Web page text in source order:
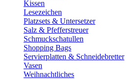
Kissen
Lesezeichen
Platzsets & Untersetzer
Salz & Pfefferstreuer
Schmuckschatullen
Shopping Bags
Servierplatten & Schneidebretter
Vasen
Weihnachtliches